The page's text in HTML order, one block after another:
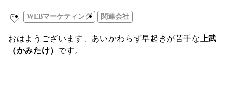
WEBマーケティング 関連会社
おはようございます、あいかわらず早起きが苦手な
上武
（かみたけ） です。